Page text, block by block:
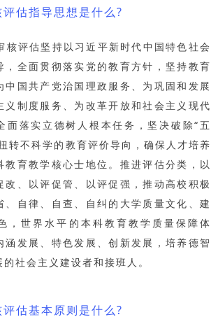
估指导思想是什么?
核评估坚持以习近平新时代中国特色社会
，全面贯彻落实党的教育方针，坚持教育
中国共产党治国理政服务、为巩固和发展
义制度服务、为改革开放和社会主义现代
面落实立德树人根本任务，坚决破除“五
转不科学的教育评价导向，确保人才培养
教育教学核心士地位。推进评估分类，以
改、以评促管、以评促强，推动高校积极
、自律、自查、自纠的大学质量文化、建
，世界水平的本科教育教学质量保障体
涵发展、特色发展、创新发展，培养德智
社会主义建设者和接班人。
估基本原则是什么?